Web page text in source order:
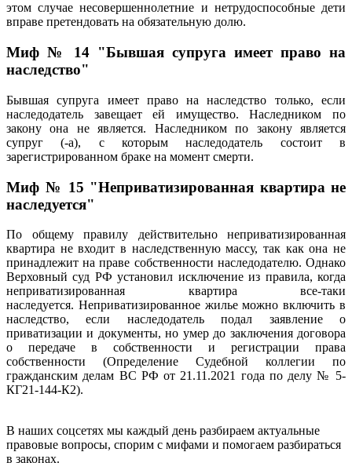
этом случае несовершеннолетние и нетрудоспособные дети
вправе претендовать на обязательную долю.
Миф № 14 "Бывшая супруга имеет право на
наследство"
Бывшая супруга имеет право на наследство только, если
наследодатель завещает ей имущество. Наследником по
закону она не является. Наследником по закону является
супруг (-а), с которым наследодатель состоит в
зарегистрированном браке на момент смерти.
Миф № 15 "Неприватизированная квартира не
наследуется"
По общему правилу действительно неприватизированная
квартира не входит в наследственную массу, так как она не
принадлежит на праве собственности наследодателю. Однако
Верховный суд РФ установил исключение из правила, когда
неприватизированная квартира все-таки
наследуется. Неприватизированное жилье можно включить в
наследство, если наследодатель подал заявление о
приватизации и документы, но умер до заключения договора
о передаче в собственности и регистрации права
собственности (Определение Судебной коллегии по
гражданским делам ВС РФ от 21.11.2021 года по делу № 5-
КГ21-144-К2).
В наших соцсетях мы каждый день разбираем актуальные
правовые вопросы, спорим с мифами и помогаем разбираться
в законах.